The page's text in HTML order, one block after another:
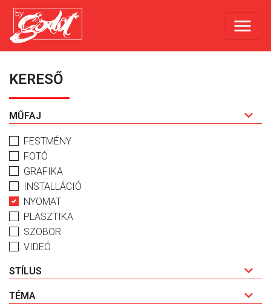
KERESŐ
MŰFAJ
FESTMÉNY
FOTÓ
GRAFIKA
INSTALLÁCIÓ
NYOMAT
PLASZTIKA
SZOBOR
VIDEÓ
STÍLUS
TÉMA